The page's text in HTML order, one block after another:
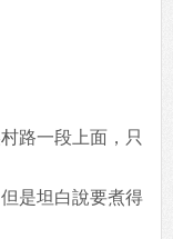
路一段上面，只
是坦白說要煮得